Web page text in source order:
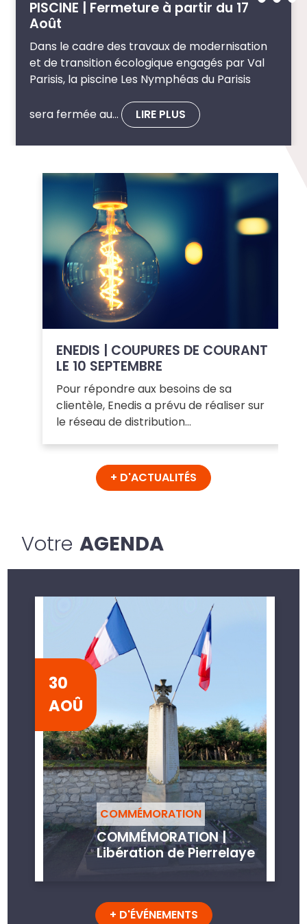
PISCINE | Fermeture à partir du 17
Août
Dans le cadre des travaux de modernisation
et de transition écologique engagés par Val
Parisis, la piscine Les Nymphéas du Parisis
sera fermée au… LIRE PLUS
ENEDIS | COUPURES DE COURANT
LE 10 SEPTEMBRE
Pour répondre aux besoins de sa
clientèle, Enedis a prévu de réaliser sur
le réseau de distribution…
+ D'ACTUALITÉS
Votre AGENDA
30
AOÛ
COMMÉMORATION
COMMÉMORATION |
Libération de Pierrelaye
+ D'ÉVÉNEMENTS